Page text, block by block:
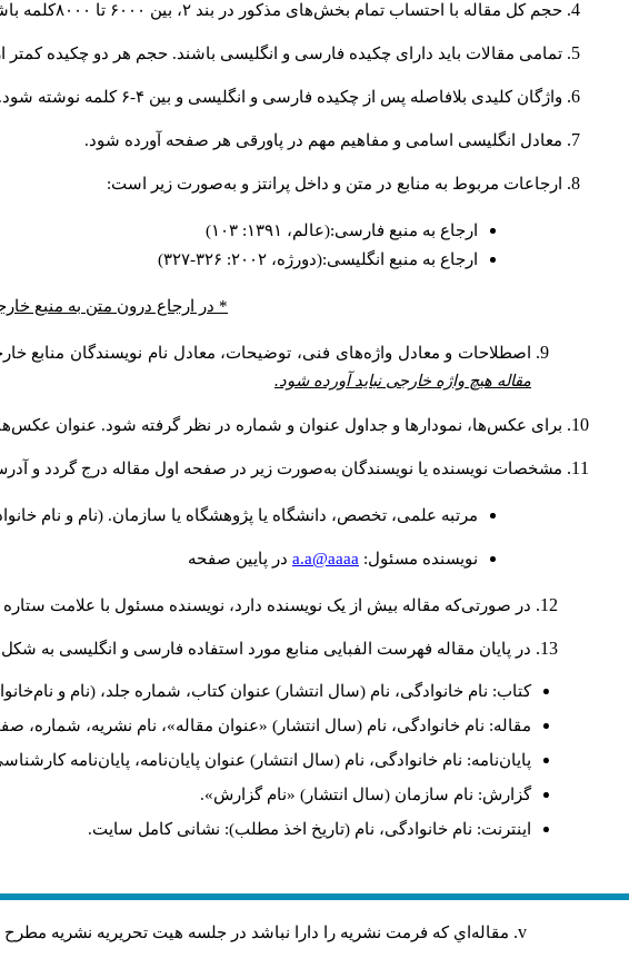
حجم کل مقاله با احتساب تمام بخش‌های مذکور در بند ۲، بین ۶۰۰۰ تا ۸۰۰۰کلمه باشد.
تمامی مقالات باید دارای چکیده فارسی و انگلیسی باشند. حجم هر دو چکیده کمتر از ۲۰۰ و بیشتر از ۲۵۰ کلمه
واژگان کلیدی بلافاصله پس از چکیده فارسی و انگلیسی و بین ۴-۶ کلمه نوشته شود.
معادل انگلیسی اسامی و مفاهیم مهم در پاورقی هر صفحه آورده شود.
ارجاعات مربوط به منابع در متن و داخل پرانتز و به‌صورت زیر است:
ارجاع به منبع فارسی:(عالم، ۱۳۹۱: ۱۰۳)
ارجاع به منبع انگلیسی:(دورژه، ۲۰۰۲: ۳۲۶-۳۲۷)
* در ارجاع درون متن به منبع
اصطلاحات و معادل واژه‌های فنی، توضیحات، معادل نام نویسندگان
مقاله هیچ واژه خارجی نباید آورده شود.
برای عکس‌ها، نمودارها و جداول عنوان و شماره در نظر گرفته شود. عنوان عکس‌ها
مشخصات نویسنده یا نویسندگان به‌صورت زیر در صفحه اول مقاله درج گردد و
مرتبه علمی، تخصص، دانشگاه یا پژوهشگاه یا سازمان. (نام و نام
نويسنده مسئول: a.a@aaaa در پايين صفحه
در صورتی‌که مقاله بیش از یک نویسنده دارد، نویسنده مسئول با علامت
در پایان مقاله فهرست الفبایی منابع مورد استفاده فارسی و انگلیسی به شکل
کتاب: نام خانوادگی، نام (سال انتشار) عنوان کتاب، شماره جلد، (نام و
مقاله: نام خانوادگی، نام (سال انتشار) «عنوان مقاله»، نام نشریه، شماره،
پایان‌نامه: نام خانوادگی، نام (سال انتشار) عنوان پایان‌نامه، پایان‌نامه
گزارش: نام سازمان (سال انتشار) «نام گزارش».
اینترنت: نام خانوادگی، نام (تاریخ اخذ مطلب): نشانی کامل سایت.
مقاله‌اي كه فرمت نشريه را دارا نباشد در جلسه هيت تحريريه نشريه